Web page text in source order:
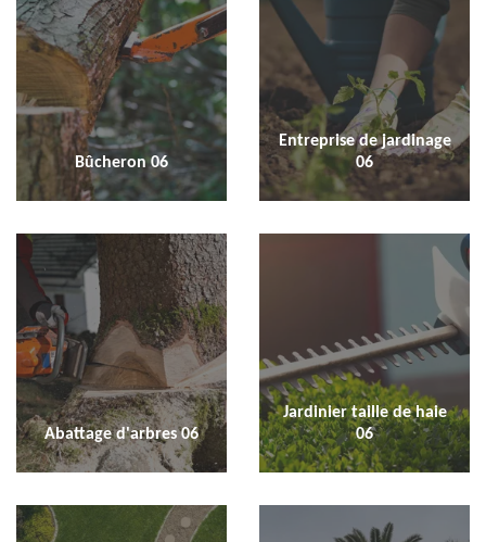
Bûcheron 06
Entreprise de jardinage
06
Abattage d'arbres 06
Jardinier taille de haie
06